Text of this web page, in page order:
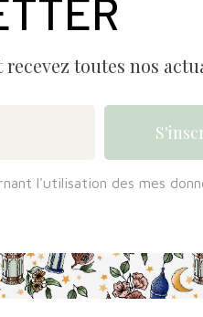
toutes nos
l'utilisation des mes